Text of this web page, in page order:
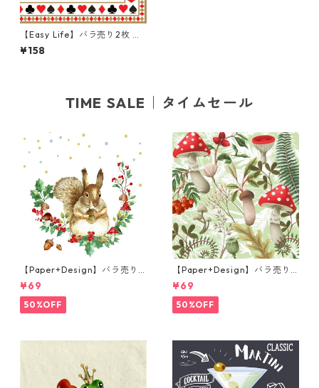
【Easy Life】バラ売り2枚 ラ
ンチサイズ ペーパーナプキン
CASINO’ ROYALE ホワイトx
¥158
TIME SALE｜タイムセール
【Paper+Design】バラ売り2
枚 ランチサイズ ペーパーナプ
キン Forest Squirrel ホワイ
ト
¥69
50%OFF
【Paper+Design】バラ売り2
枚 ランチサイズ ペーパーナプ
キン Forest Fungi グリーン
¥69
50%OFF